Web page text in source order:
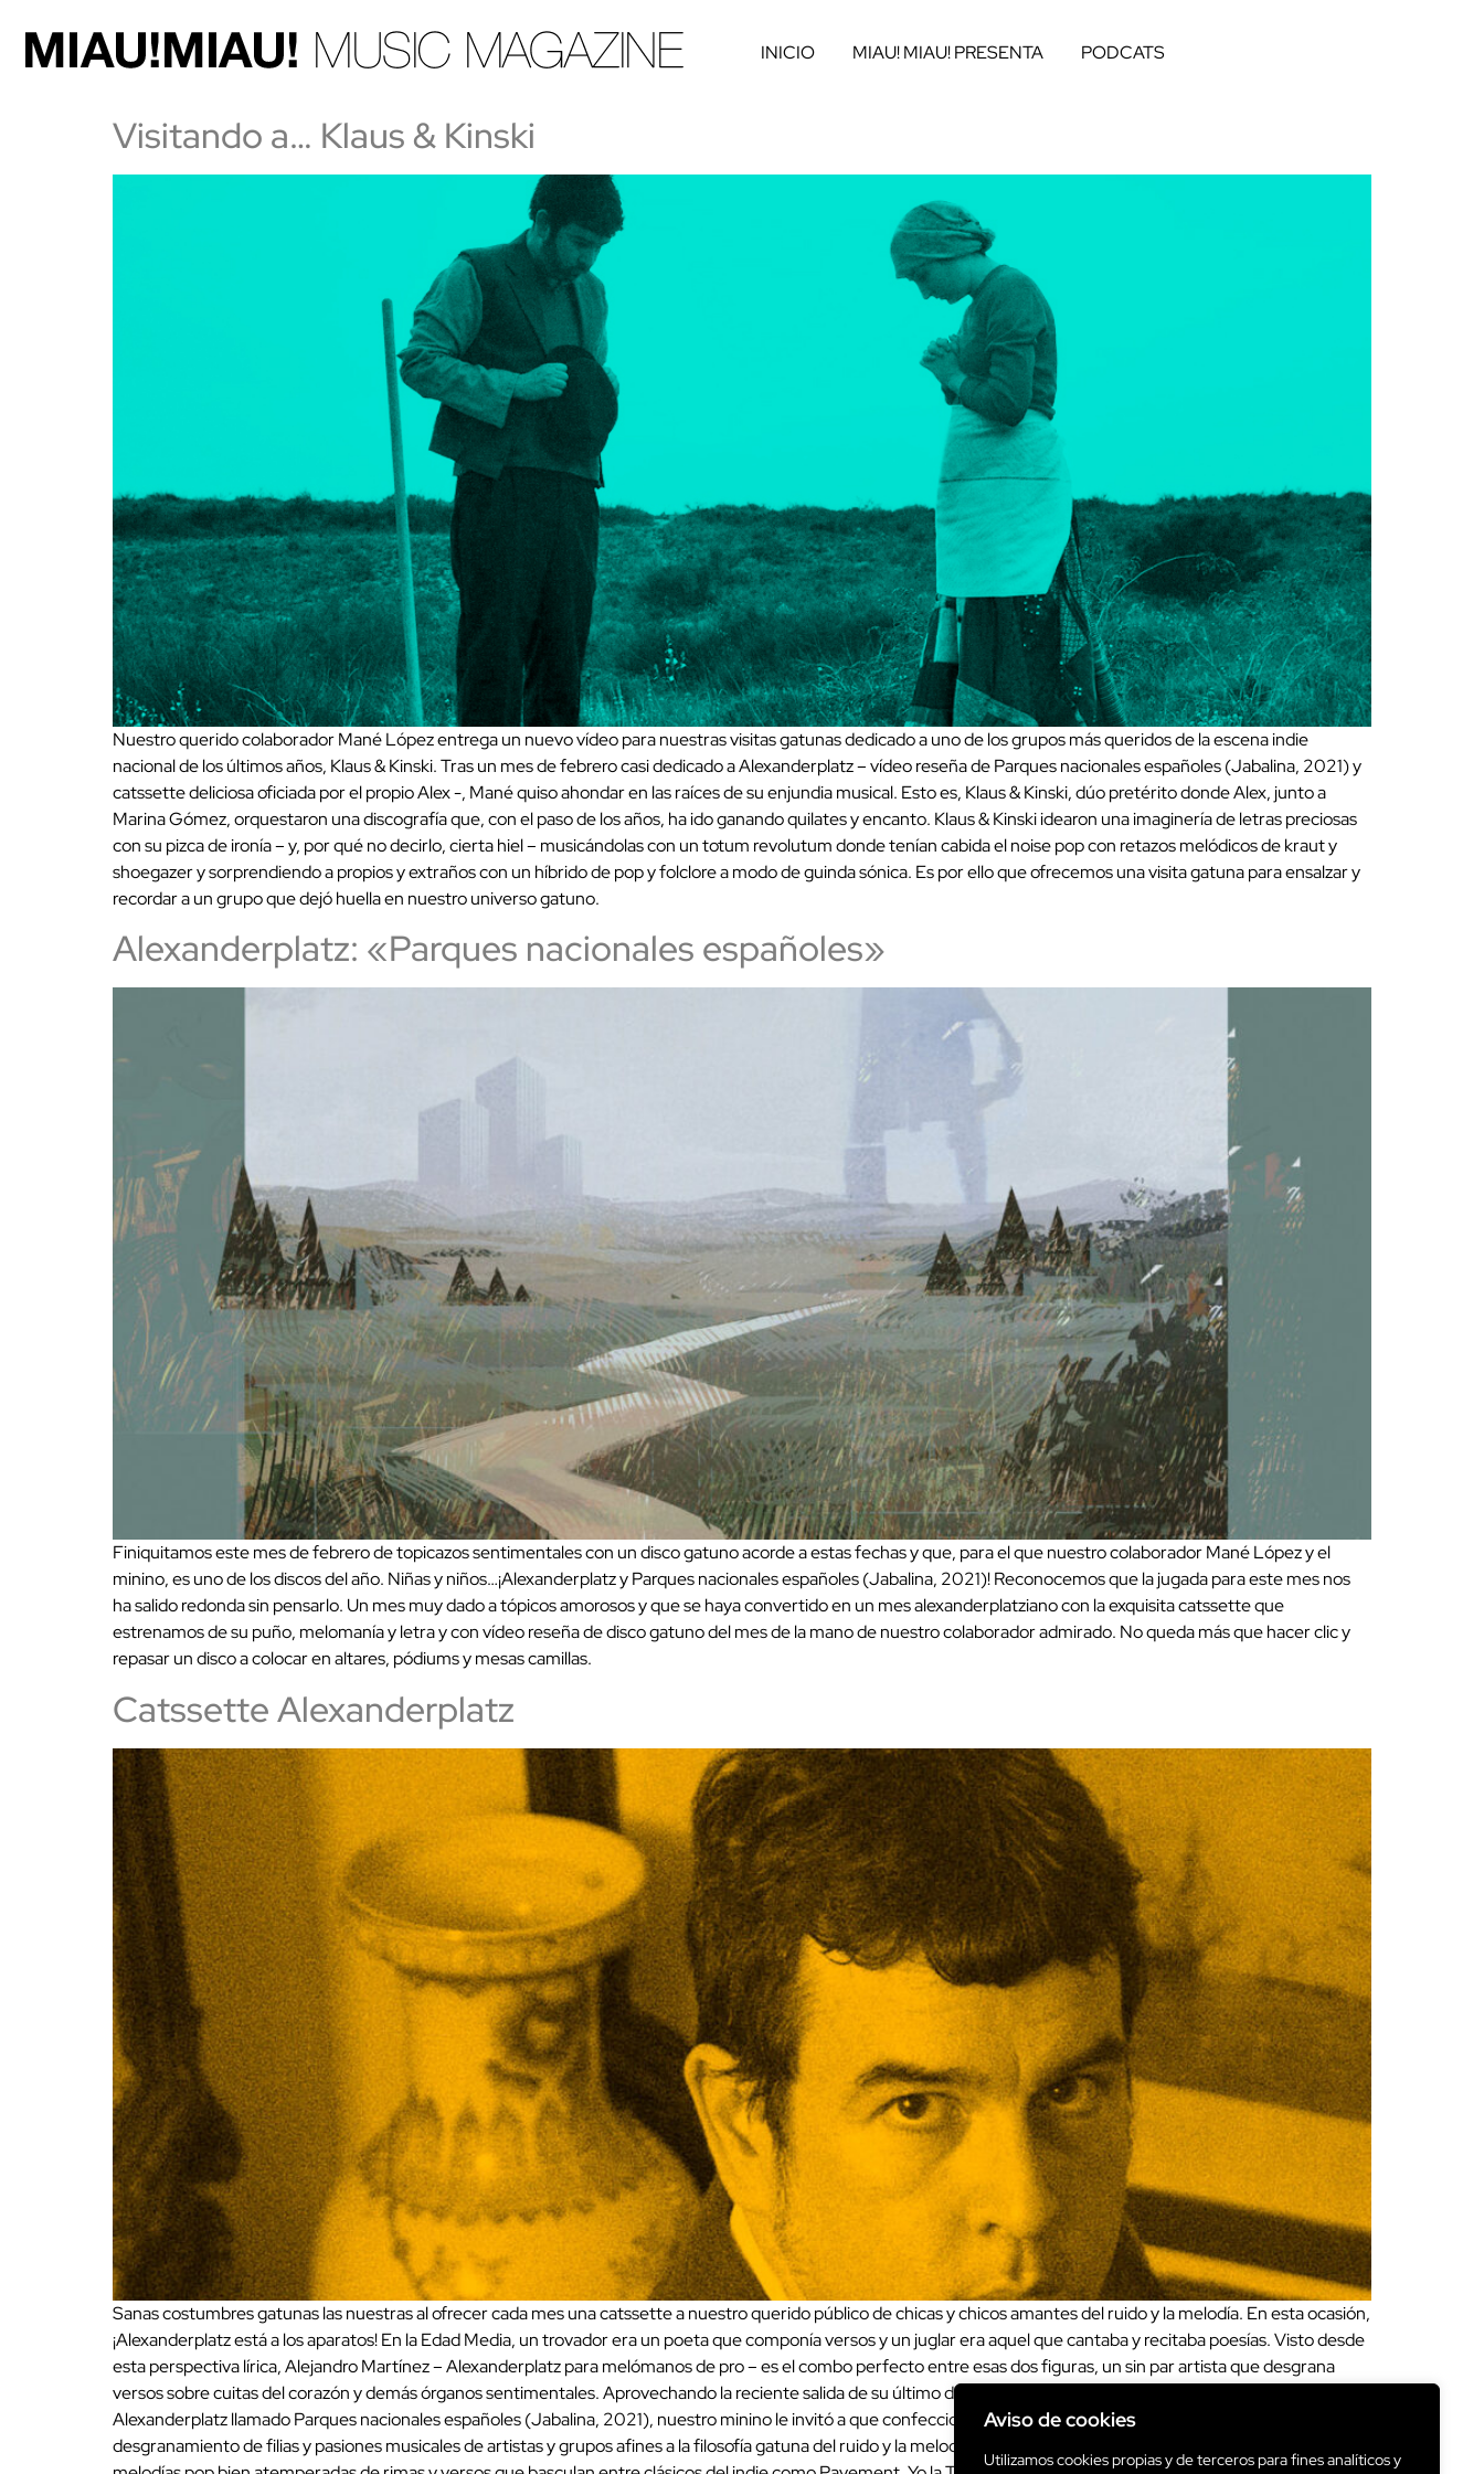
Aviso de cookies
Utilizamos cookies propias y de terceros para fines analíticos y
INICIO MIAU! MIAU! PRESENTA PODCATS
Visitando a… Klaus & Kinski
Nuestro querido colaborador Mané López entrega un nuevo vídeo para nuestras visitas gatunas dedicado a uno de los grupos más queridos de la escena indie
nacional de los últimos años, Klaus & Kinski. Tras un mes de febrero casi dedicado a Alexanderplatz – vídeo reseña de Parques nacionales españoles (Jabalina, 2021) y
catssette deliciosa oficiada por el propio Alex -, Mané quiso ahondar en las raíces de su enjundia musical. Esto es, Klaus & Kinski, dúo pretérito donde Alex, junto a
Marina Gómez, orquestaron una discografía que, con el paso de los años, ha ido ganando quilates y encanto. Klaus & Kinski idearon una imaginería de letras preciosas
con su pizca de ironía – y, por qué no decirlo, cierta hiel – musicándolas con un totum revolutum donde tenían cabida el noise pop con retazos melódicos de kraut y
shoegazer y sorprendiendo a propios y extraños con un híbrido de pop y folclore a modo de guinda sónica. Es por ello que ofrecemos una visita gatuna para ensalzar y
recordar a un grupo que dejó huella en nuestro universo gatuno.
Alexanderplatz: «Parques nacionales españoles»
Finiquitamos este mes de febrero de topicazos sentimentales con un disco gatuno acorde a estas fechas y que, para el que nuestro colaborador Mané López y el
minino, es uno de los discos del año. Niñas y niños…¡Alexanderplatz y Parques nacionales españoles (Jabalina, 2021)! Reconocemos que la jugada para este mes nos
ha salido redonda sin pensarlo. Un mes muy dado a tópicos amorosos y que se haya convertido en un mes alexanderplatziano con la exquisita catssette que
estrenamos de su puño, melomanía y letra y con vídeo reseña de disco gatuno del mes de la mano de nuestro colaborador admirado. No queda más que hacer clic y
repasar un disco a colocar en altares, pódiums y mesas camillas.
Catssette Alexanderplatz
Sanas costumbres gatunas las nuestras al ofrecer cada mes una catssette a nuestro querido público de chicas y chicos amantes del ruido y la melodía. En esta ocasión,
¡Alexanderplatz está a los aparatos! En la Edad Media, un trovador era un poeta que componía versos y un juglar era aquel que cantaba y recitaba poesías. Visto desde
esta perspectiva lírica, Alejandro Martínez – Alexanderplatz para melómanos de pro – es el combo perfecto entre esas dos figuras, un sin par artista que desgrana
versos sobre cuitas del corazón y demás órganos sentimentales. Aprovechando la reciente salida de su último disco, un paso adelante dentro de la carrera del propio
Alexanderplatz llamado Parques nacionales españoles (Jabalina, 2021), nuestro minino le invitó a que confeccionara una de nuestras catssetes dedicadas el
desgranamiento de filias y pasiones musicales de artistas y grupos afines a la filosofía gatuna del ruido y la melodía. El resultado es una exquisita y delicada colección de